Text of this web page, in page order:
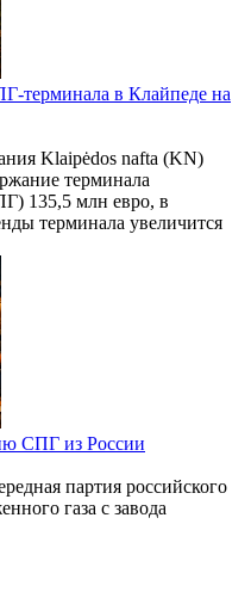
терминала в Клайпеде на
Klaipėdos nafta (KN)
терминала
135,5 млн евро, в
терминала увеличится
СПГ из России
партия российского
газа с завода